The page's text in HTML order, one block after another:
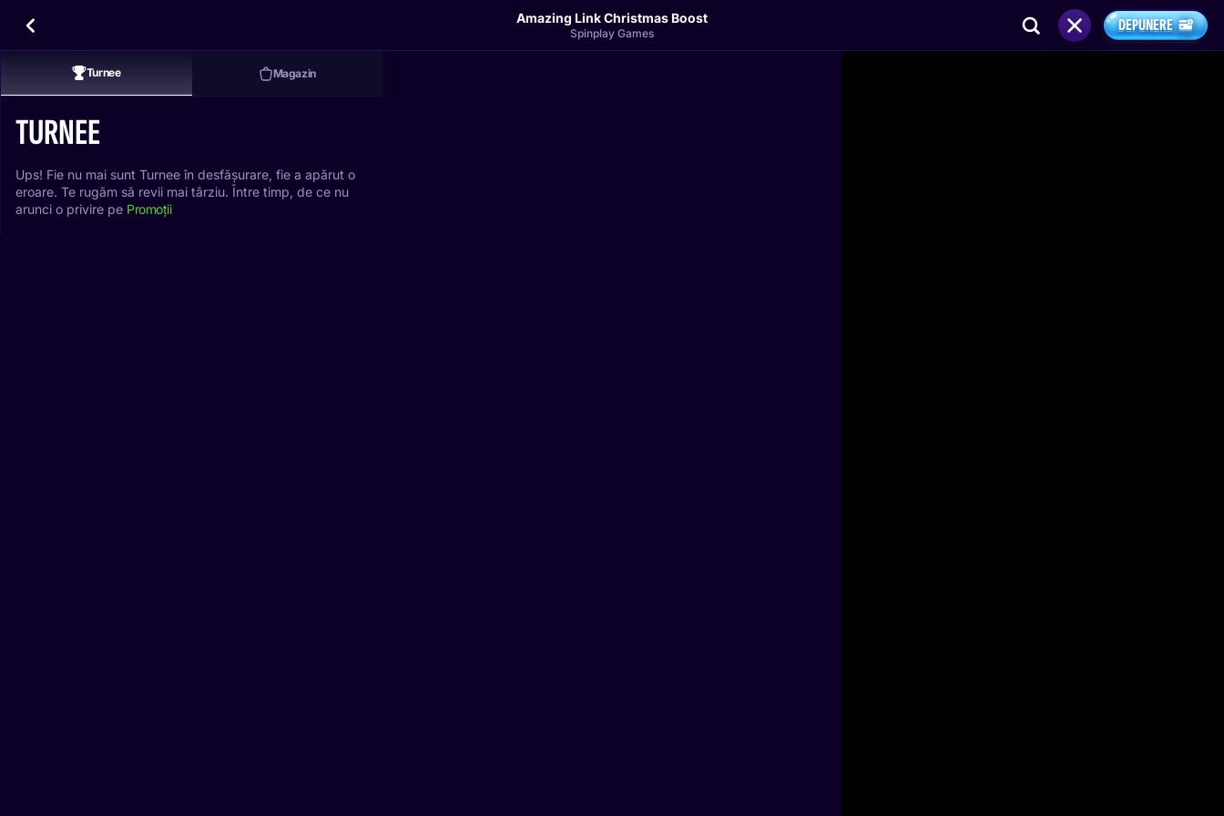
Amazing Link Christmas Boost
Spinplay Games DEPUNERE
Turnee Magazin
TURNEE
Ups! Fie nu mai sunt Turnee în desfășurare, fie a apărut o
eroare. Te rugăm să revii mai târziu. Între timp, de ce nu
arunci o privire pe Promoții